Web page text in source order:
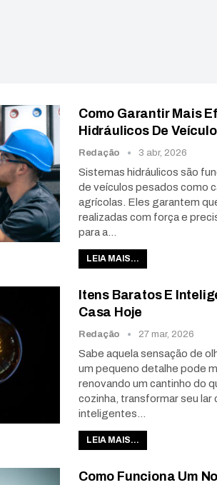
Como Garantir Mais
Hidráulicos De
Redação 3 abr, 2026
Sistemas hidráulicos são
de veículos pesados como
agrícolas. Eles garantem
realizadas com força e
para a
LEIA MAIS...
Itens Baratos E
Casa Hoje
Redação 27 mar, 2026
Sabe aquela sensação de
um pequeno detalhe pode
renovando um cantinho do
cozinha, transformar seu lar
inteligentes
LEIA MAIS...
Como Funciona Um